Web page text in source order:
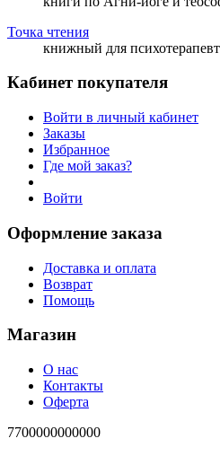
Точка чтения
книжный для
Кабинет покупателя
Войти в личный кабинет
Заказы
Избранное
Где мой заказ?
Войти
Оформление заказа
Доставка и оплата
Возврат
Помощь
Магазин
О нас
Контакты
Оферта
7700000000000